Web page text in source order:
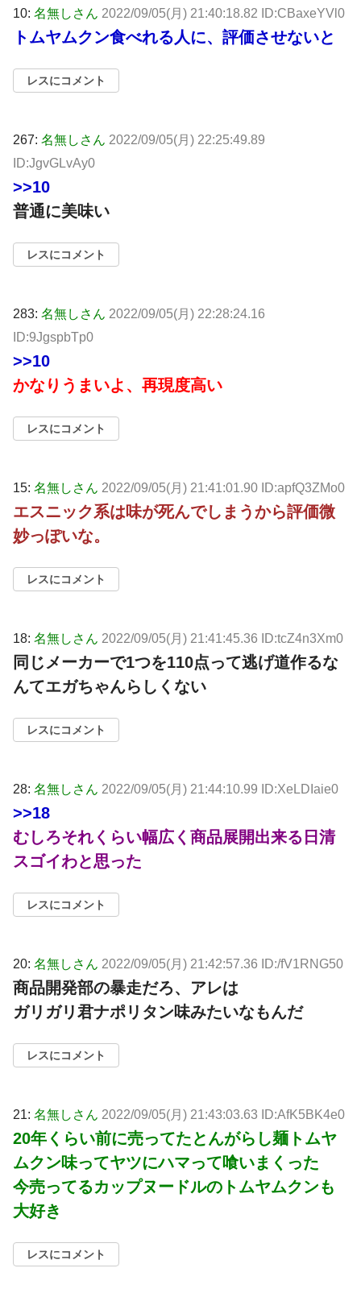
10: 名無しさん 2022/09/05(月) 21:40:18.82 ID:CBaxeYVl0
トムヤムクン食べれる人に、評価させないと
レスにコメント
267: 名無しさん 2022/09/05(月) 22:25:49.89
ID:JgvGLvAy0
>>10
普通に美味い
レスにコメント
283: 名無しさん 2022/09/05(月) 22:28:24.16
ID:9JgspbTp0
>>10
かなりうまいよ、再現度高い
レスにコメント
15: 名無しさん 2022/09/05(月) 21:41:01.90 ID:apfQ3ZMo0
エスニック系は味が死んでしまうから評価微
妙っぽいな。
レスにコメント
18: 名無しさん 2022/09/05(月) 21:41:45.36 ID:tcZ4n3Xm0
同じメーカーで1つを110点って逃げ道作るな
んてエガちゃんらしくない
レスにコメント
28: 名無しさん 2022/09/05(月) 21:44:10.99 ID:XeLDIaie0
>>18
むしろそれくらい幅広く商品展開出来る日清
スゴイわと思った
レスにコメント
20: 名無しさん 2022/09/05(月) 21:42:57.36 ID:/fV1RNG50
商品開発部の暴走だろ、アレは
ガリガリ君ナポリタン味みたいなもんだ
レスにコメント
21: 名無しさん 2022/09/05(月) 21:43:03.63 ID:AfK5BK4e0
20年くらい前に売ってたとんがらし麺トムヤ
ムクン味ってヤツにハマって喰いまくった
今売ってるカップヌードルのトムヤムクンも
大好き
レスにコメント